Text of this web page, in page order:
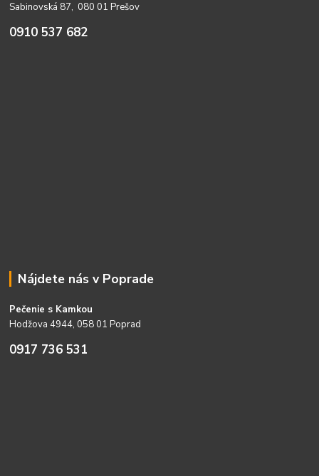
Sabinovská 87, 080 01 Prešov
0910 537 682
Nájdete nás v Poprade
Pečenie s Kamkou
Hodžova 4944, 058 01 Poprad
0917 736 531